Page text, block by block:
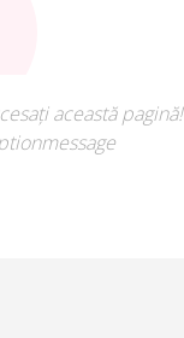
această pagină!